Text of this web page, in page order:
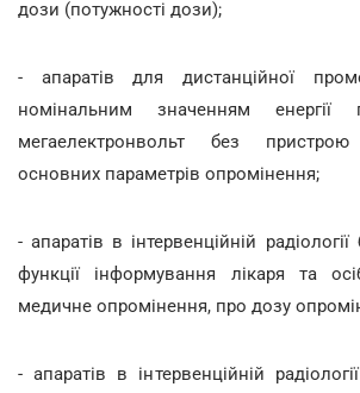
дози (потужності дози);
- апаратів для дистанційної
номінальним значенням
мегаелектронвольт без
основних параметрів опромінення;
- апаратів в інтервенційній
функції інформування лікаря та
медичне опромінення, про дозу
- апаратів в інтервенційній